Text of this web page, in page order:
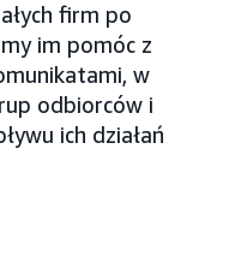
firm po
im pomóc z
w
odbiorców i
ich działań